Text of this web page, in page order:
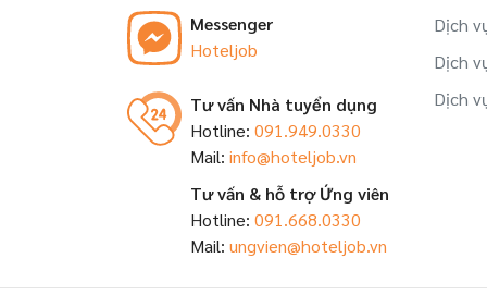
Messenger
Hoteljob
Tư vấn Nhà tuyển dụng
Hotline: 091.949.0330
Mail: info@hoteljob.vn
Tư vấn & hỗ trợ Ứng viên
Hotline: 091.668.0330
Mail: ungvien@hoteljob.vn
Dịch
Dịch
Dịch